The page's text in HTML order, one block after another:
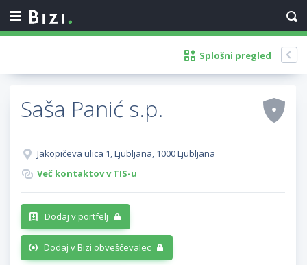
Splošni pregled
Saša Panić s.p.
Jakopičeva ulica 1, Ljubljana, 1000 Ljubljana
Več kontaktov v TIS-u
Dodaj v portfelj
Dodaj v Bizi obveščevalec